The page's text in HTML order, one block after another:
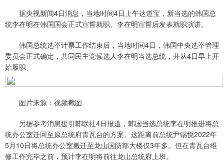
据央视新闻4日消息，当地时间4日上午达道宝，新当选的韩国总
统李在明在韩国国会正式宣誓就职。李在明宣誓后发表就职演讲。
韩国总统选举计票工作结束后，当地时间4日，韩国中央选举管理
委员会正式确定，共同民主党候选人李在明当选总统，并从4日早上开
始履职。
图片来源：视频截图
另据参考消息援引韩联社4日报道，韩国当选总统李在明推进将总
统办公室迁回至原总统府青瓦台的方案。这距离前总统尹锡悦2022年
5月10日将总统办公室搬迁至龙山国防部大楼仅3年多。但在青瓦台维
修工作完毕之前，预计李在明将前往龙山总统府上班。